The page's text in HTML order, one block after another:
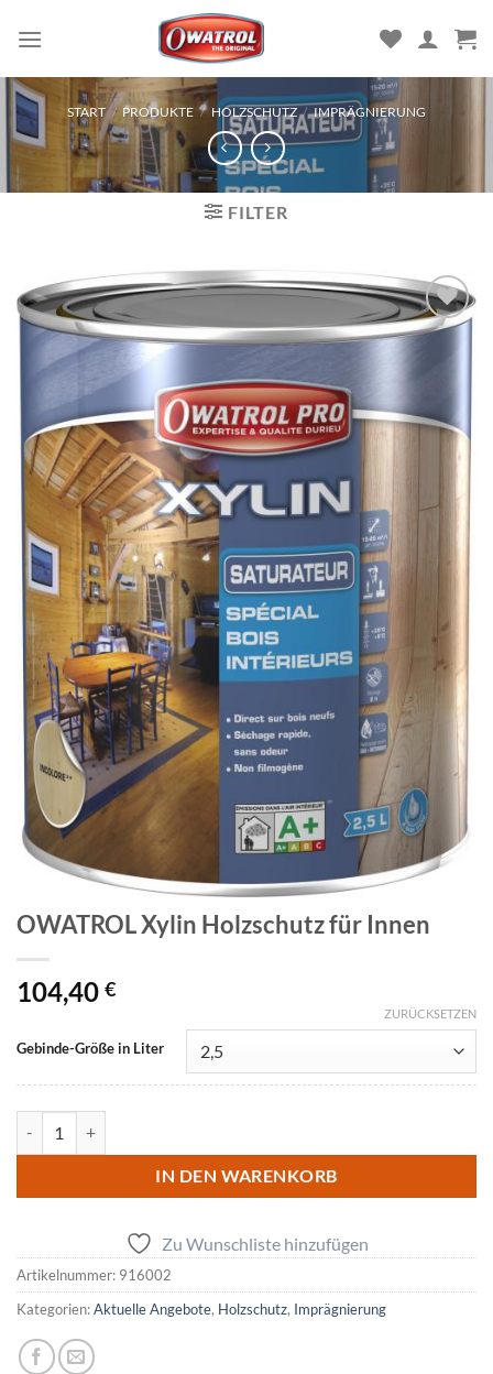
Inhalt
START / PRODUKTE / HOLZSCHUTZ / IMPRÄGNIERUNG
FILTER
OWATROL Xylin Holzschutz für Innen
104,40 €
Gebinde-Größe in Liter
ZURÜCKSETZEN
IN DEN WARENKORB
Zu Wunschliste hinzufügen
Artikelnummer: 916002
Kategorien:Aktuelle Angebote, Holzschutz, Imprägnierung